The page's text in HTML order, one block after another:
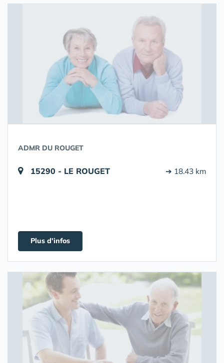
ADMR DU ROUGET
15290 - LE ROUGET ➔ 18.43 km
Plus d'infos